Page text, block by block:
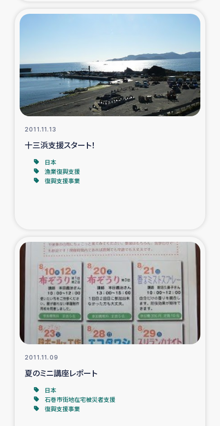
2011.11.13
十三浜支援スタート！
日本
漁業復興支援
復興支援事業
2011.11.09
夏のミニ講座レポート
日本
石巻市街地在宅被災者支援
復興支援事業